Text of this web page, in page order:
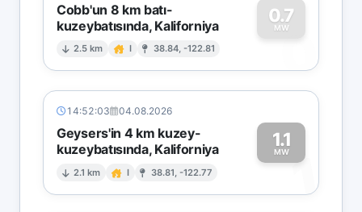
Cobb'un 8 km batı-
kuzeybatısında, Kaliforniya
2.5 km I 38.84, -122.81
0.7
MW
0
14:52:03 04.08.2026
Geysers'in 4 km kuzey-
kuzeybatısında, Kaliforniya
2.1 km I 38.81, -122.77
1.1
MW1